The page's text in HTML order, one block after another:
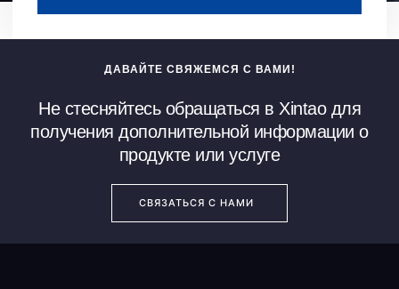
ДАВАЙТЕ СВЯЖЕМСЯ С ВАМИ!
Не стесняйтесь обращаться в Xintao для
получения дополнительной информации о
продукте или услуге
СВЯЗАТЬСЯ С НАМИ